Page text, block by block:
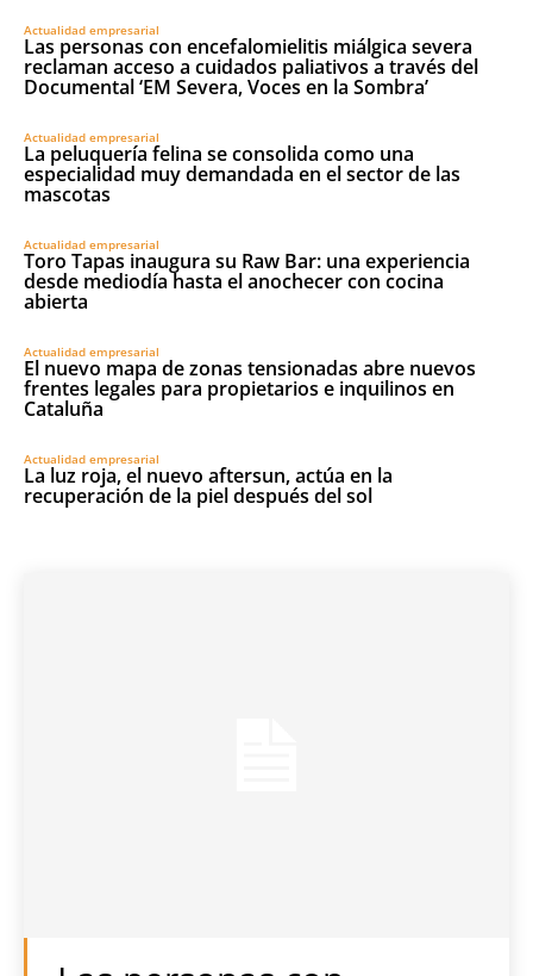
Actualidad empresarial
Las personas con encefalomielitis miálgica severa
reclaman acceso a cuidados paliativos a través del
Documental ‘EM Severa, Voces en la Sombra’
Actualidad empresarial
La peluquería felina se consolida como una
especialidad muy demandada en el sector de las
mascotas
Actualidad empresarial
Toro Tapas inaugura su Raw Bar: una experiencia
desde mediodía hasta el anochecer con cocina
abierta
Actualidad empresarial
El nuevo mapa de zonas tensionadas abre nuevos
frentes legales para propietarios e inquilinos en
Cataluña
Actualidad empresarial
La luz roja, el nuevo aftersun, actúa en la
recuperación de la piel después del sol